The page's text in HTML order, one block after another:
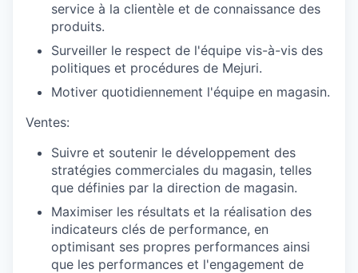
service à la clientèle et de connaissance des
produits.
Surveiller le respect de l'équipe vis-à-vis des
politiques et procédures de Mejuri.
Motiver quotidiennement l'équipe en magasin.
Ventes:
Suivre et soutenir le développement des
stratégies commerciales du magasin, telles
que définies par la direction de magasin.
Maximiser les résultats et la réalisation des
indicateurs clés de performance, en
optimisant ses propres performances ainsi
que les performances et l'engagement de